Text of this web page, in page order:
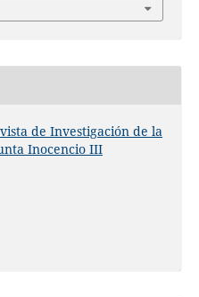
de Investigación de la
Inocencio III